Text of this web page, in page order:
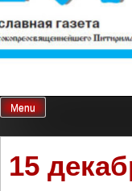
Menu
15